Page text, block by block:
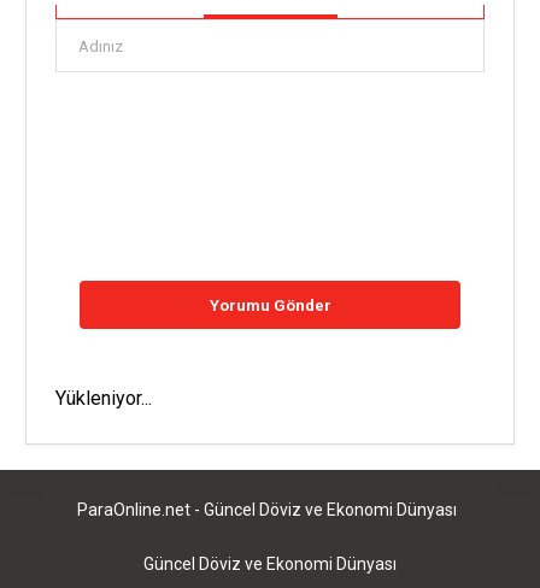
Yükleniyor...
ParaOnline.net - Güncel Döviz ve Ekonomi Dünyası
Güncel Döviz ve Ekonomi Dünyası